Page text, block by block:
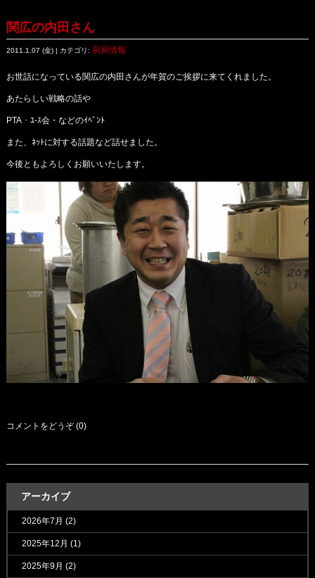
関広の内田さん
2011.1.07 (金) | カテゴリ: 厨厨情報
お世話になっている関広の内田さんが年賀のご挨拶に来てくれました。
あたらしい戦略の話や
PTA・ﾕ-ｽ会・などのｲﾍﾞﾝﾄ
また、ﾈｯﾄに対する話題など話せました。
今後ともよろしくお願いいたします。
コメントをどうぞ (0)
アーカイブ
2026年7月 (2)
2025年12月 (1)
2025年9月 (2)